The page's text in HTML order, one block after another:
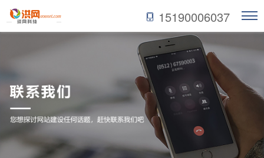
15190006037